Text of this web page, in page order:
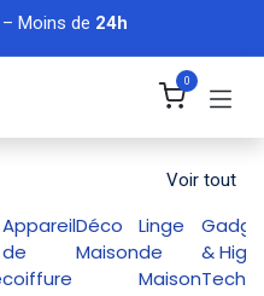
Moins de 24h
0
Voir tout
Appareil
de
coiffure
Déco
Maison
Linge
de
Maison
& High
Tech